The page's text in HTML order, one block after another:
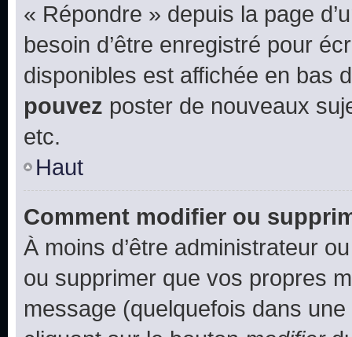
« Répondre » depuis la page
besoin d’être enregistré pour
disponibles est affichée en bas
pouvez poster de nouveaux
etc.
Haut
Comment modifier ou
À moins d’être administrateur
ou supprimer que vos propres
message (quelquefois dans